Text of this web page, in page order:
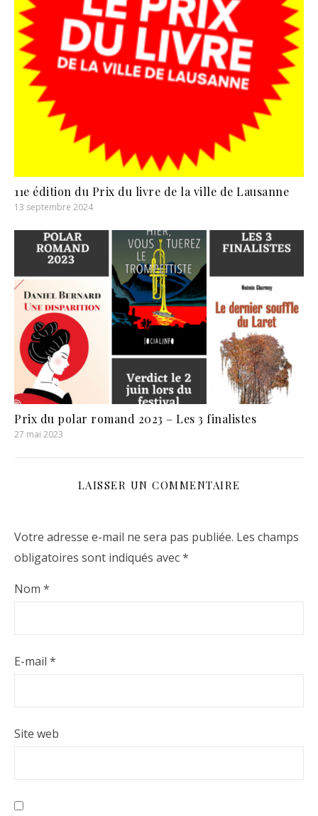
11e édition du Prix du livre de la ville de Lausanne
13 septembre 2024
Prix du polar romand 2023 – Les 3 finalistes
27 mai 2023
LAISSER UN COMMENTAIRE
Votre adresse e-mail ne sera pas publiée. Les champs
obligatoires sont indiqués avec*
Nom *
E-mail *
Site web